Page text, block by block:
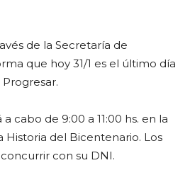
de la Secretaría de
que hoy 31/1 es el último día
cabo de 9:00 a 11:00 hs. en la
Historia del Bicentenario. Los
con su DNI.